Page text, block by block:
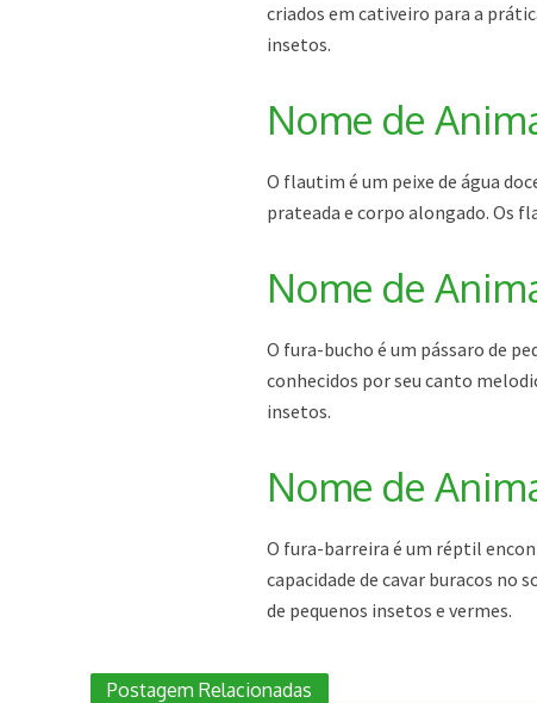
criados em cativeiro para a
insetos.
Nome de
O flautim é um peixe de água
prateada e corpo alongado. Os
Nome de
O fura-bucho é um pássaro de
conhecidos por seu canto
insetos.
Nome de
O fura-barreira é um réptil
capacidade de cavar buracos no
de pequenos insetos e vermes.
Postagem Relacionadas